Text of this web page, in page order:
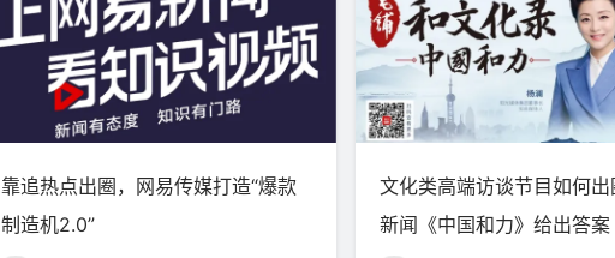
靠追热点出圈，网易传媒打造“爆款
制造机2.0”
文化类高端访谈节目如何
新闻《中国和力》给出答案